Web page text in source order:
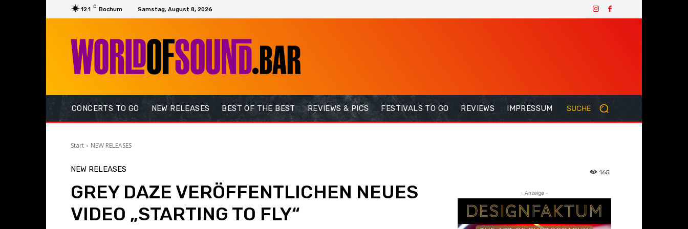
12.1 C Bochum Samstag, August 8, 2026
CONCERTS TO GO NEW RELEASES BEST OF THE BEST REVIEWS & PICS FESTIVALS TO GO REVIEWS IMPRESSUM SUCHE
Start NEW RELEASES
NEW RELEASES
GREY DAZE VERÖFFENTLICHEN NEUES
VIDEO „STARTING TO FLY“
165
- Anzeige -